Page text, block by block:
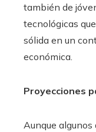
también de
tecnológicas
sólida en un
económica.
Proyecciones
Aunque